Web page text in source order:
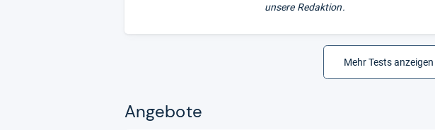
unsere Redaktion.
Mehr Tests anzeigen
Angebote